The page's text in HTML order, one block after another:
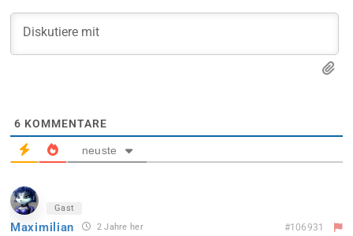
6 KOMMENTARE
neuste
Gast
Maximilian 2 Jahre her #106931